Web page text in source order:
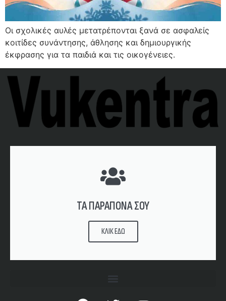
Οι σχολικές αυλές μετατρέπονται ξανά σε ασφαλείς
κοιτίδες συνάντησης, άθλησης και δημιουργικής
έκφρασης για τα παιδιά και τις οικογένειες.
ΤΑ ΠΑΡΑΠΟΝΑ ΣΟΥ
ΚΛΙΚ ΕΔΩ